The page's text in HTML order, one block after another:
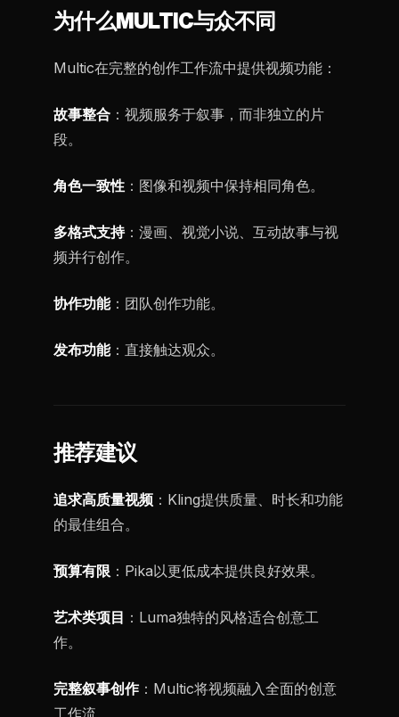
为什么MULTIC与众不同
Multic在完整的创作工作流中提供视频功能：
故事整合 ：视频服务于叙事，而非独立的片
段。
角色一致性 ：图像和视频中保持相同角色。
多格式支持：漫画、视觉小说、互动故事与视
频并行创作。
协作功能：团队创作功能。
发布功能：直接触达观众。
推荐建议
追求高质量视频 ：Kling提供质量、时长和功能
的最佳组合。
预算有限 ：Pika以更低成本提供良好效果。
艺术类项目 ：Luma独特的风格适合创意工
作。
完整叙事创作：Multic将视频融入全面的创意
工作流。